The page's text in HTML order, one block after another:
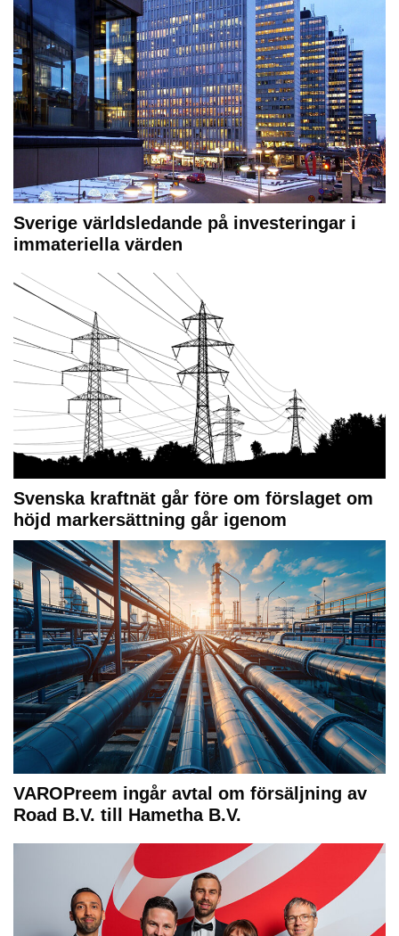
Sverige världsledande på investeringar i
immateriella värden
Svenska kraftnät går före om förslaget om
höjd markersättning går igenom
VAROPreem ingår avtal om försäljning av
Road B.V. till Hametha B.V.